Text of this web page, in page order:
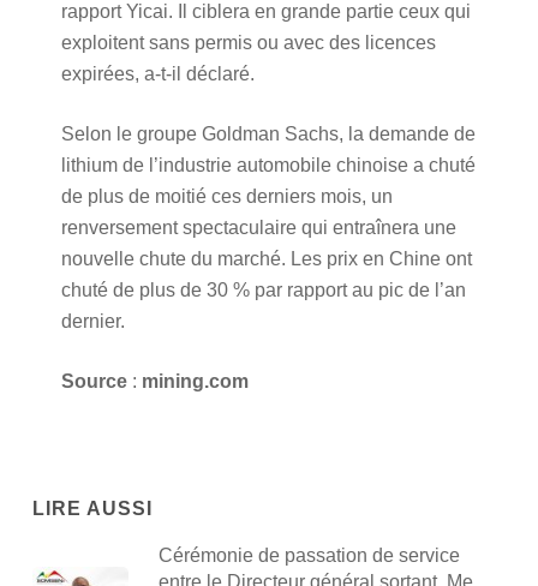
rapport Yicai. Il ciblera en grande partie ceux qui
exploitent sans permis ou avec des licences
expirées, a-t-il déclaré.
Selon le groupe Goldman Sachs, la demande de
lithium de l’industrie automobile chinoise a chuté
de plus de moitié ces derniers mois, un
renversement spectaculaire qui entraînera une
nouvelle chute du marché. Les prix en Chine ont
chuté de plus de 30 % par rapport au pic de l’an
dernier.
Source: mining.com
LIRE AUSSI
Cérémonie de passation de service
entre le Directeur général sortant, Me